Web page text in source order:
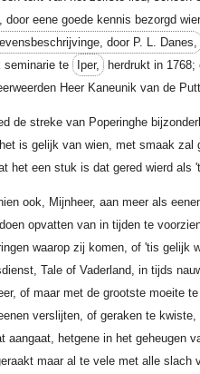
door eene goede kennis bezorgd
door P. L. Danes,
seminarie te
Iper, herdrukt in 1768;
Heer Kaneunik van de
de streke van Poperinghe
is gelijk van wien, met smaak zal
het een stuk is dat gered wierd als
ook, Mijnheer, aan meer als
opvatten van in tijden te
waarop zij komen, of 'tis gelijk
Tale of Vaderland, in tijds
of maar met de grootste moeite
verslijten, of geraken te
aangaat, hetgene in het geheugen
maar al te vele met alle slach